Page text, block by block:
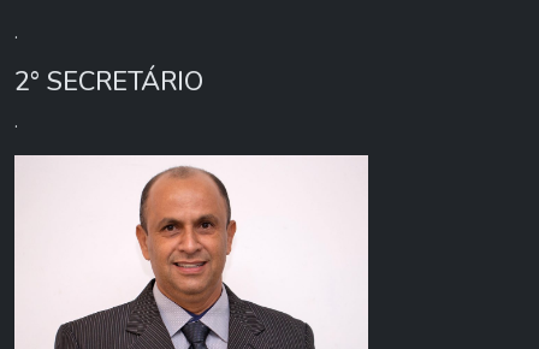
.
2° SECRETÁRIO
.